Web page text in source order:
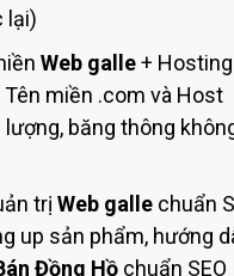
lại)
Web galle+ Hosting
Tên miền .com và Host
băng thông
trị Web galle chuẩn
up sản phẩm, hướng
Đồng Hồ chuẩn SEO